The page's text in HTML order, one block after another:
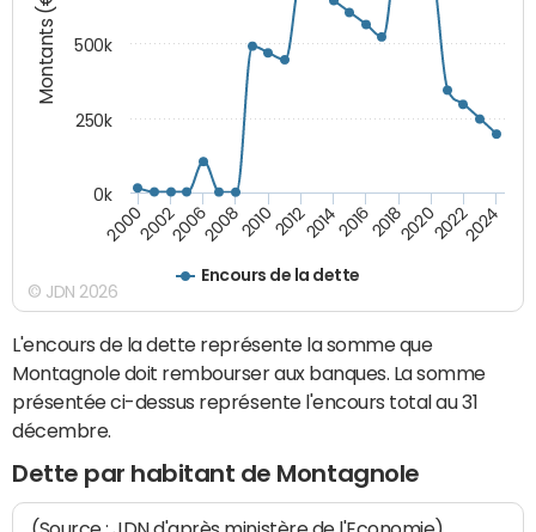
Montants (€)
Encours de la dette
200020022006200820102012201420162018202020222024
0k
250k
500k
© JDN 2026
L'encours de la dette représente la somme que
Montagnole doit rembourser aux banques. La somme
présentée ci-dessus représente l'encours total au 31
décembre.
Dette par habitant de Montagnole